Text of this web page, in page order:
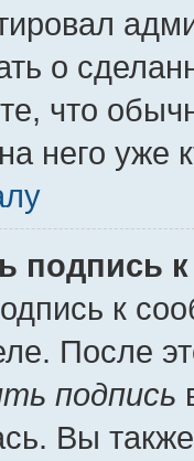
о
что
него уже
подпись
к
После
подпись
Вы